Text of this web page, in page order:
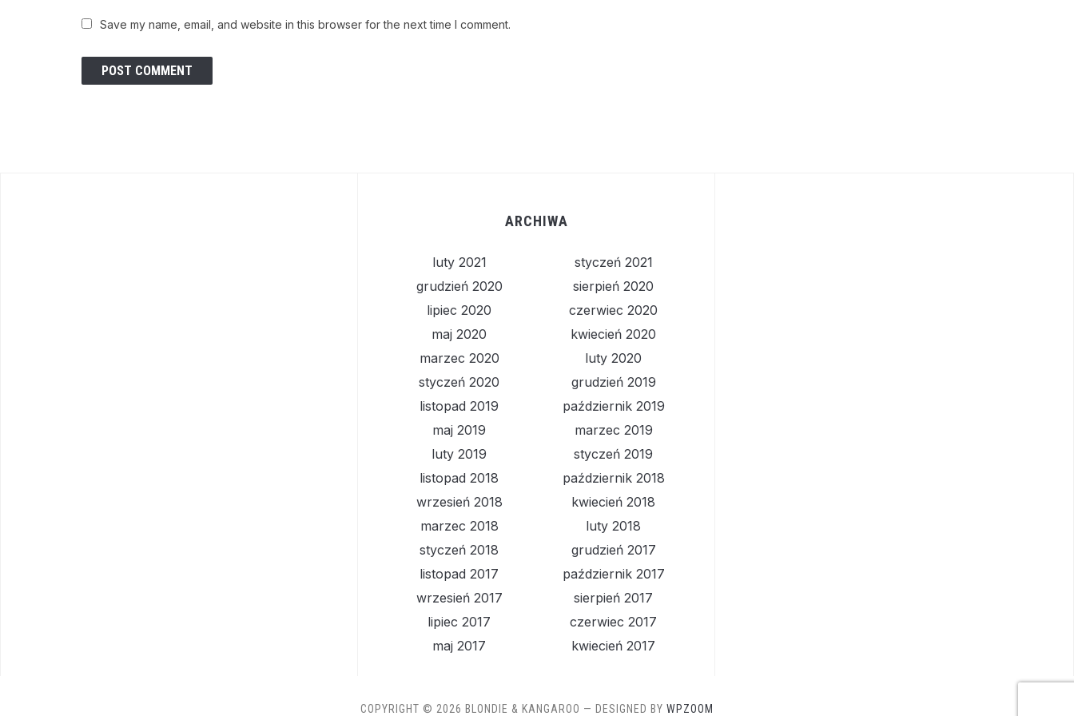
Save my name, email, and website in this browser for the next time I comment.
ARCHIWA
luty 2021
styczeń 2021
grudzień 2020
sierpień 2020
lipiec 2020
czerwiec 2020
maj 2020
kwiecień 2020
marzec 2020
luty 2020
styczeń 2020
grudzień 2019
listopad 2019
październik 2019
maj 2019
marzec 2019
luty 2019
styczeń 2019
listopad 2018
październik 2018
wrzesień 2018
kwiecień 2018
marzec 2018
luty 2018
styczeń 2018
grudzień 2017
listopad 2017
październik 2017
wrzesień 2017
sierpień 2017
lipiec 2017
czerwiec 2017
maj 2017
kwiecień 2017
COPYRIGHT © 2026 BLONDIE & KANGAROO — DESIGNED BY WPZOOM